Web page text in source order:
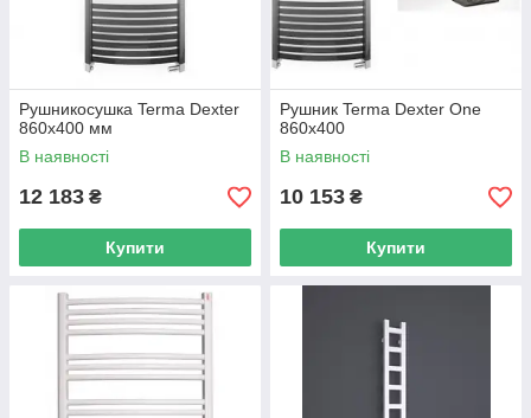
Рушникосушка Terma Dexter
860х400 мм
В наявності
12 183 ₴
Купити
Рушник Terma Dexter One
860х400
В наявності
10 153 ₴
Купити